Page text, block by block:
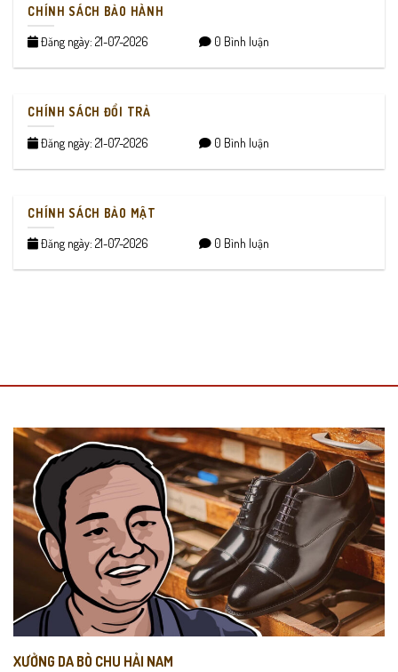
CHÍNH SÁCH BẢO HÀNH
Đăng ngày: 21-07-2026 0 Bình luận
CHÍNH SÁCH ĐỔI TRẢ
Đăng ngày: 21-07-2026 0 Bình luận
CHÍNH SÁCH BẢO MẬT
Đăng ngày: 21-07-2026 0 Bình luận
XƯỞNG DA BÒ CHU HẢI NAM